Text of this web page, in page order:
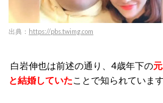
出典： https://pbs.twimg.com
白岩伸也は前述の通り、4歳年下の
と結婚していたことで知られています